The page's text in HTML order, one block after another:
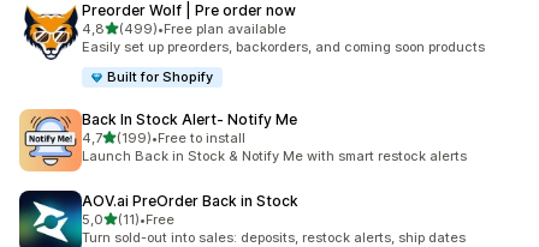
Preorder Wolf | Pre order now
4,8z 5 hvězd
(499)
Celkový počet recenzí: 499
•Free plan available
Easily set up preorders, backorders, and coming soon products
Built for Shopify
Back In Stock Alert‑ Notify Me
4,7z 5 hvězd
(199)
Celkový počet recenzí: 199
•Free to install
Launch Back in Stock & Notify Me with smart restock alerts
AOV.ai PreOrder Back in Stock
5,0z 5 hvězd
(11)
Celkový počet recenzí: 11
•Free
Turn sold-out into sales: deposits, restock alerts, ship dates